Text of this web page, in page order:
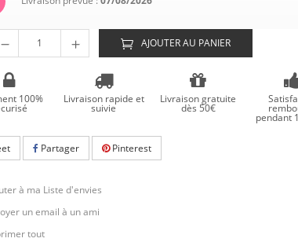
AJOUTER AU PANIER
100% Livraison rapide et
suivie
Livraison gratuite
dès 50€
pendant
Partager Pinterest
à ma Liste d'envies
un email à un ami
tout